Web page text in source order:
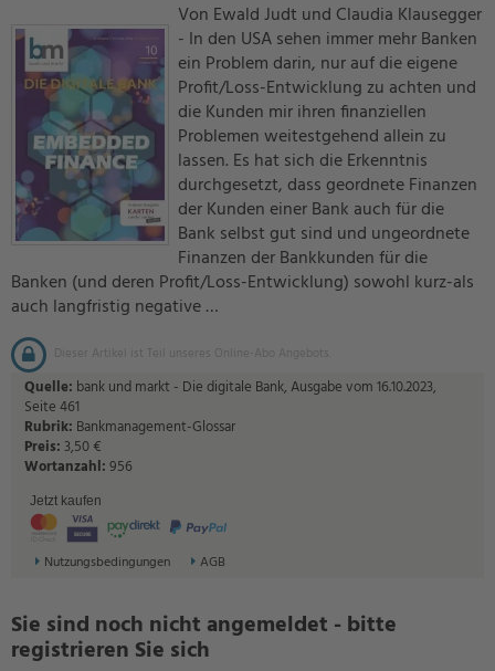
Von Ewald Judt und Claudia Klausegger
- In den USA sehen immer mehr Banken
ein Problem darin, nur auf die eigene
Profit/Loss-Entwicklung zu achten und
die Kunden mir ihren finanziellen
Problemen weitestgehend allein zu
lassen. Es hat sich die Erkenntnis
durchgesetzt, dass geordnete Finanzen
der Kunden einer Bank auch für die
Bank selbst gut sind und ungeordnete
Finanzen der Bankkunden für die
Banken (und deren Profit/Loss-Entwicklung) sowohl kurz-als
auch langfristig negative …
Dieser Artikel ist Teil unseres Online-Abo Angebots.
Quelle: bank und markt - Die digitale Bank, Ausgabe vom 16.10.2023,
Seite 461
Rubrik: Bankmanagement-Glossar
Preis:3,50 €
Wortanzahl:956
Jetzt kaufen
Nutzungsbedingungen AGB
Sie sind noch nicht angemeldet - bitte
registrieren Sie sich